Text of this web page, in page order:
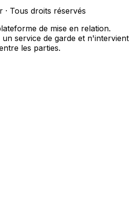
· Tous droits réservés
de mise en relation.
service de garde et n'intervient
les parties.